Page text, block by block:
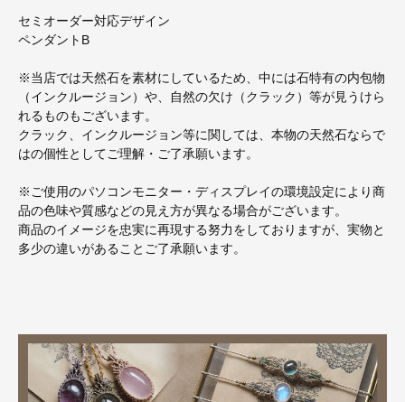
セミオーダー対応デザイン
ペンダントB
※当店では天然石を素材にしているため、中には石特有の内包物
（インクルージョン）や、自然の欠け（クラック）等が見うけら
れるものもございます。
クラック、インクルージョン等に関しては、本物の天然石ならで
はの個性としてご理解・ご了承願います。
※ご使用のパソコンモニター・ディスプレイの環境設定により商
品の色味や質感などの見え方が異なる場合がございます。
商品のイメージを忠実に再現する努力をしておりますが、実物と
多少の違いがあることご了承願います。